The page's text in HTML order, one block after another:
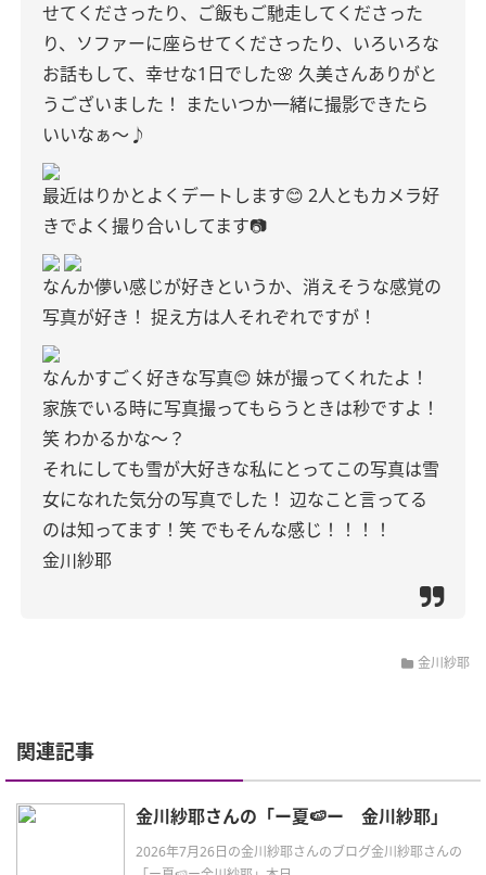
せてくださったり、ご飯もご馳走してくださった
り、ソファーに座らせてくださったり、いろいろな
お話もして、幸せな1日でした🌸 久美さんありがと
うございました！
またいつか一緒に撮影できたら
いいなぁ〜♪
最近はりかとよくデートします😊 2人ともカメラ好
きでよく撮り合いしてます📷
なんか儚い感じが好きというか、消えそうな感覚の
写真が好き！ 捉え方は人それぞれですが！
なんかすごく好きな写真😊 妹が撮ってくれたよ！
家族でいる時に写真撮ってもらうときは秒ですよ！
笑 わかるかな〜？
それにしても雪が大好きな私にとってこの写真は雪
女になれた気分の写真でした！ 辺なこと言ってる
のは知ってます！笑 でもそんな感じ！！！！
金川紗耶
金川紗耶
関連記事
金川紗耶さんの「ー夏🍉ー 金川紗耶」
2026年7月26日の金川紗耶さんのブログ金川紗耶さんの